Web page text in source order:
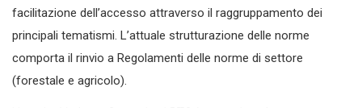
facilitazione dell’accesso attraverso il raggruppamento dei
principali tematismi. L’attuale strutturazione delle norme
comporta il rinvio a Regolamenti delle norme di settore
(forestale e agricolo).